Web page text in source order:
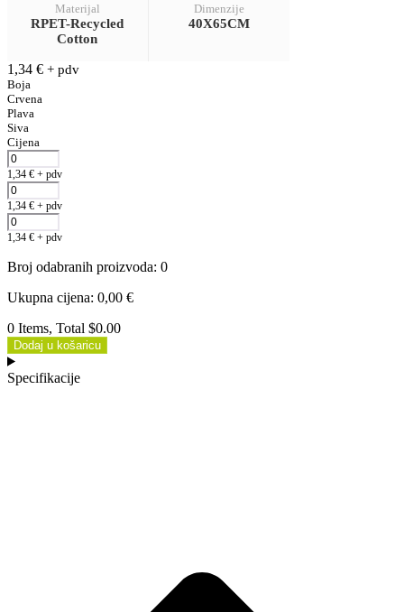
Materijal
RPET-Recycled
Cotton
Dimenzije
40X65CM
1,34 € + pdv
Boja
Crvena
Plava
Siva
Cijena
1,34 € + pdv
1,34 € + pdv
1,34 € + pdv
Broj odabranih proizvoda: 0
Ukupna cijena: 0,00 €
0 Items, Total $0.00
Dodaj u košaricu
Specifikacije